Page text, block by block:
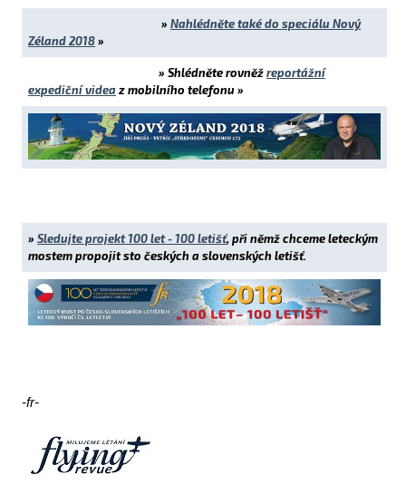
» Nahlédněte také do speciálu Nový
Zéland 2018»
» Shlédněte rovněžreportážní
expediční videaz mobilního telefonu »
» Sledujte projekt 100 let - 100 letišť, při němž chceme leteckým
mostem propojit sto českých a slovenských letišť.
-fr-